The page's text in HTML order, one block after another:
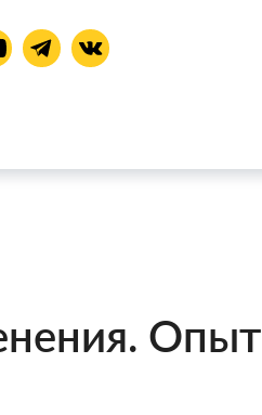
Опыт